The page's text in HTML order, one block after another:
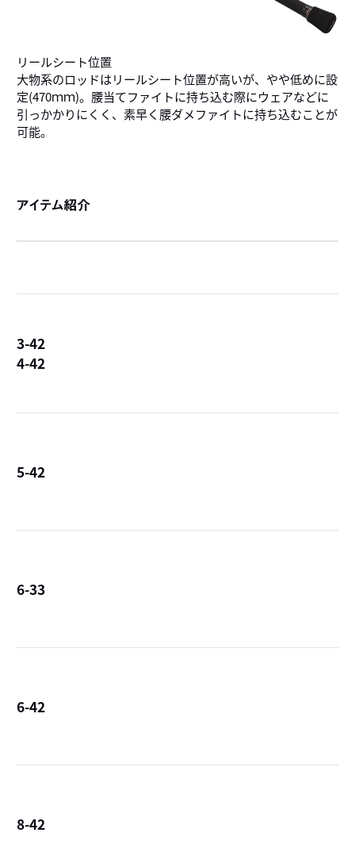
リールシート位置
大物系のロッドはリールシート位置が高いが、やや低めに設
定(470ｍｍ)。腰当てファイトに持ち込む際にウェアなどに
引っかかりにくく、素早く腰ダメファイトに持ち込むことが
可能。
アイテム紹介
3-42
4-42
5-42
6-33
6-42
8-42